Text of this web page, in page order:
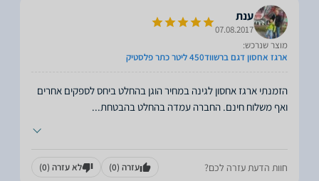
ענת
07.08.2017
מוצר שנרכש:
ארגז אחסון דגם ברשווד450 ליטר כתר פלסטיק
הזמנתי ארגז אחסון לגינה במחיר הוגן בהחלט ביחס לספקים אחרים
ואף משלוח חינם. החברה עמדה בהחלט בהבטחת...
חוות הדעת עזרה לכם? עזרה (0) לא עזרה (0)